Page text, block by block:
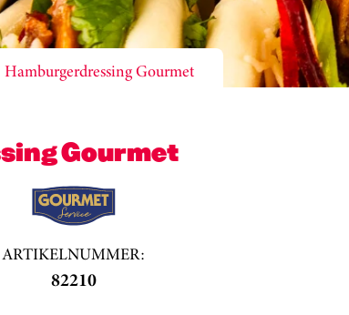
Hamburgerdressing Gourmet
Gourmet
ARTIKELNUMMER:
82210